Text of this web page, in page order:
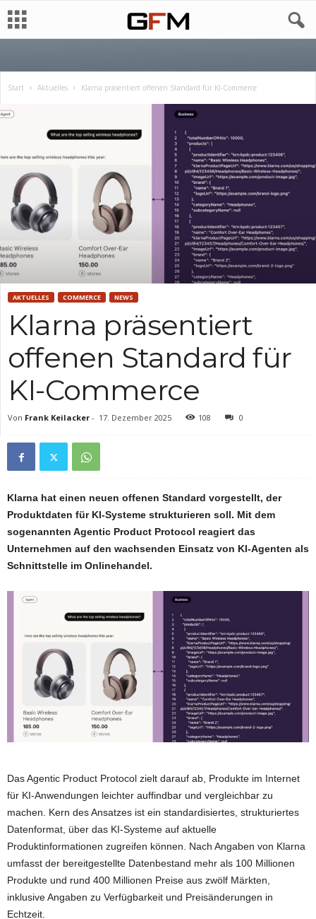
Start Aktuelles Klarna präsentiert offenen Standard für KI-Commerce
AKTUELLES COMMERCE NEWS
Klarna präsentiert
offenen Standard für
KI-Commerce
Von Frank Keilacker - 17. Dezember 2025 108 0
Klarna hat einen neuen offenen Standard vorgestellt, der
Produktdaten für KI-Systeme strukturieren soll. Mit dem
sogenannten Agentic Product Protocol reagiert das
Unternehmen auf den wachsenden Einsatz von KI-Agenten als
Schnittstelle im Onlinehandel.
Das Agentic Product Protocol zielt darauf ab, Produkte im Internet
für KI-Anwendungen leichter auffindbar und vergleichbar zu
machen. Kern des Ansatzes ist ein standardisiertes, strukturiertes
Datenformat, über das KI-Systeme auf aktuelle
Produktinformationen zugreifen können. Nach Angaben von Klarna
umfasst der bereitgestellte Datenbestand mehr als 100 Millionen
Produkte und rund 400 Millionen Preise aus zwölf Märkten,
inklusive Angaben zu Verfügbarkeit und Preisänderungen in
Echtzeit.